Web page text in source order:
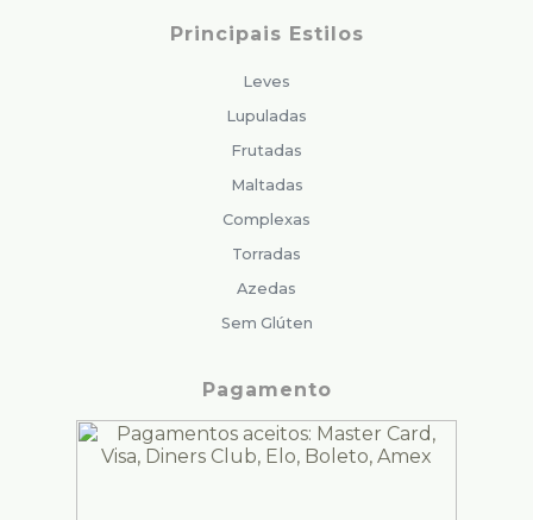
Principais Estilos
Leves
Lupuladas
Frutadas
Maltadas
Complexas
Torradas
Azedas
Sem Glúten
Pagamento